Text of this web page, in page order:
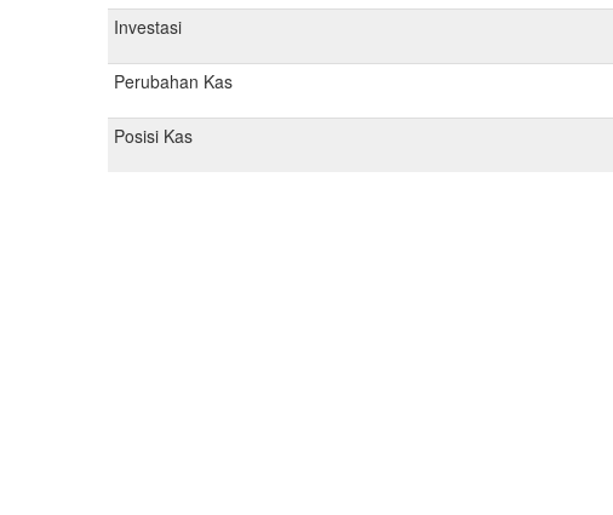
Investasi
Perubahan Kas
Posisi Kas